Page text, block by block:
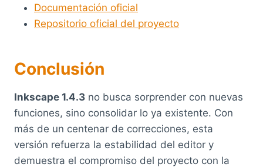
Documentación oficial
Repositorio oficial del proyecto
Conclusión
Inkscape 1.4.3 no busca sorprender con nuevas
funciones, sino consolidar lo ya existente. Con
más de un centenar de correcciones, esta
versión refuerza la estabilidad del editor y
demuestra el compromiso del proyecto con la